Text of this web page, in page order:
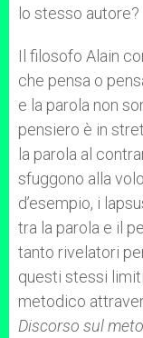
lo stesso autore?
Il filosofo Alain
che pensa o
e la parola non
pensiero è in
la parola al
sfuggono alla
d’esempio, i
tra la parola e il
tanto rivelatori
questi stessi
metodico
Discorso sul